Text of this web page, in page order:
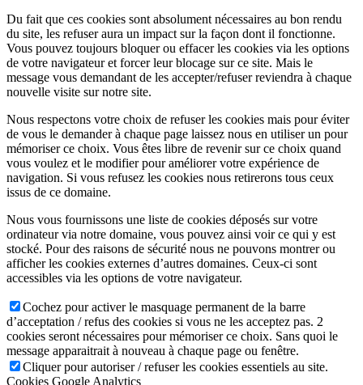
Du fait que ces cookies sont absolument nécessaires au bon rendu
du site, les refuser aura un impact sur la façon dont il fonctionne.
Vous pouvez toujours bloquer ou effacer les cookies via les options
de votre navigateur et forcer leur blocage sur ce site. Mais le
message vous demandant de les accepter/refuser reviendra à chaque
nouvelle visite sur notre site.
Nous respectons votre choix de refuser les cookies mais pour éviter
de vous le demander à chaque page laissez nous en utiliser un pour
mémoriser ce choix. Vous êtes libre de revenir sur ce choix quand
vous voulez et le modifier pour améliorer votre expérience de
navigation. Si vous refusez les cookies nous retirerons tous ceux
issus de ce domaine.
Nous vous fournissons une liste de cookies déposés sur votre
ordinateur via notre domaine, vous pouvez ainsi voir ce qui y est
stocké. Pour des raisons de sécurité nous ne pouvons montrer ou
afficher les cookies externes d’autres domaines. Ceux-ci sont
accessibles via les options de votre navigateur.
Cochez pour activer le masquage permanent de la barre
d’acceptation / refus des cookies si vous ne les acceptez pas. 2
cookies seront nécessaires pour mémoriser ce choix. Sans quoi le
message apparaitrait à nouveau à chaque page ou fenêtre.
Cliquer pour autoriser / refuser les cookies essentiels au site.
Cookies Google Analytics